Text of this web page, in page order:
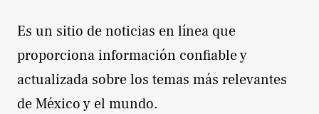
Es un sitio de noticias en línea que
proporciona información confiable y
actualizada sobre los temas más relevantes
de México y el mundo.